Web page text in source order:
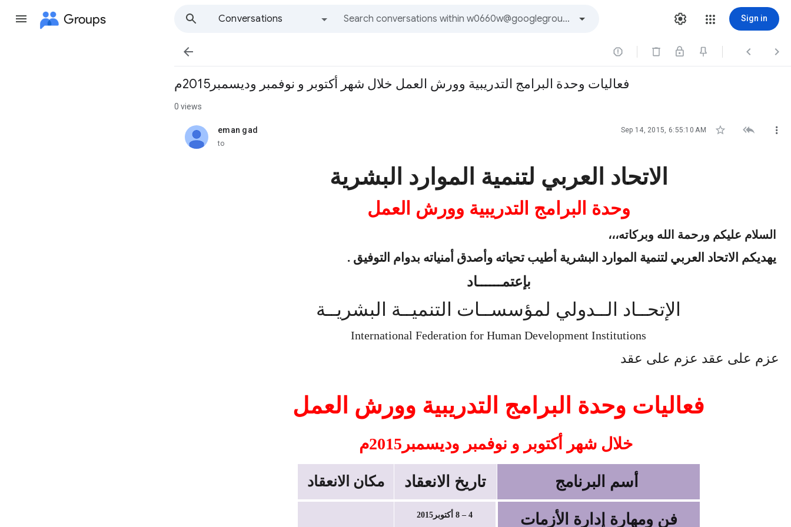
Groups
Conversations
Sign in
   
فعاليات وحدة البرامج التدريبية وورش العمل خلال شهر أكتوبر و نوفمبر وديسمبر2015م
0 views
eman gad
unread, Sep 14, 2015, 6:55:10 AM   
to
الاتحاد العربي لتنمية الموارد البشرية
وحدة البرامج التدريبية وورش العمل
السلام عليكم ورحمة الله وبركاته،،،
يهديكم الاتحاد العربي لتنمية الموارد البشرية أطيب تحياته وأصدق أمنياته بدوام التوفيق .
بإعتمــــــاد
الإتحــاد الــدولي لمؤسســات التنميــة البشريــة
International Federation for Human Development Institutions
عزم على عقد عزم على عقد
فعاليات وحدة البرامج التدريبية وورش العمل
خلال شهر أكتوبر و نوفمبر وديسمبر2015م
أسم البرنامج تاريخ الانعقاد مكان الانعقاد
فن ومهارة إدارة الأزمات 4 – 8 أكتوبر2015